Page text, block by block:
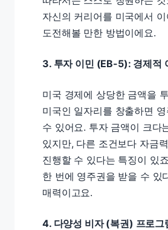
자신의 커리어를 미국에서
도전해볼 만한 방법이에요.
3. 투자 이민 (EB-5): 경제적
미국 경제에 상당한 금액을
미국인 일자리를 창출하면
수 있어요. 투자 금액이 크다
있지만, 다른 조건보다 자금
진행할 수 있다는 특징이 있
한 번에 영주권을 받을 수 있
매력이고요.
4. 다양성 비자 (복권) 프로그